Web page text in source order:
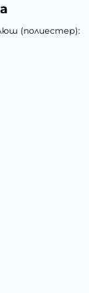
(полиестер):